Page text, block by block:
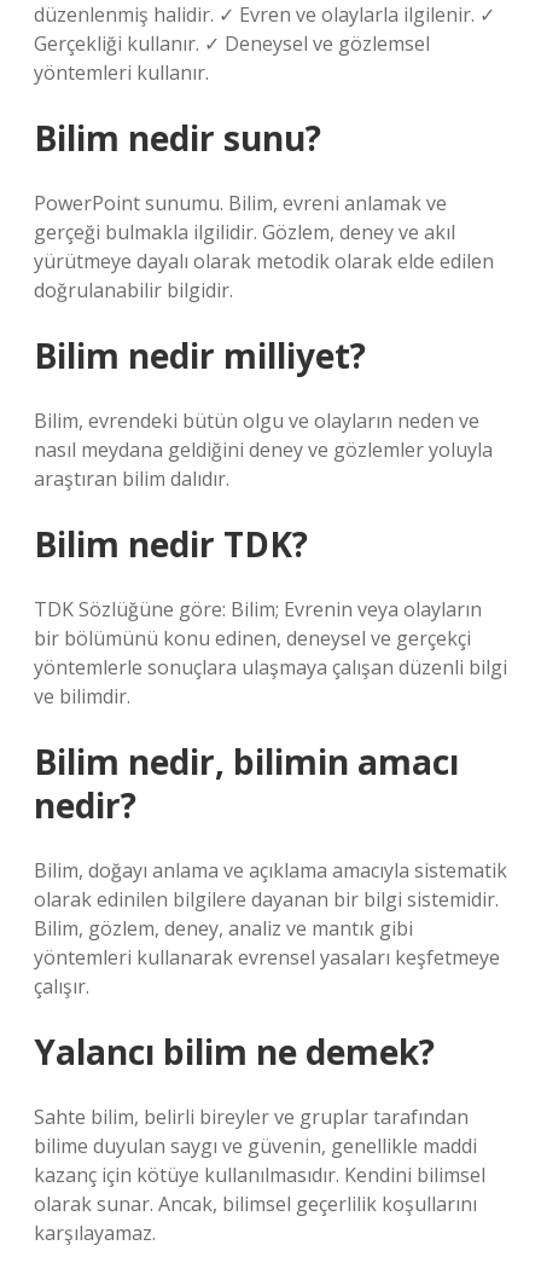
düzenlenmiş halidir. ✓ Evren ve olaylarla ilgilenir. ✓
Gerçekliği kullanır. ✓ Deneysel ve gözlemsel
yöntemleri kullanır.
Bilim nedir sunu?
PowerPoint sunumu. Bilim, evreni anlamak ve
gerçeği bulmakla ilgilidir. Gözlem, deney ve akıl
yürütmeye dayalı olarak metodik olarak elde edilen
doğrulanabilir bilgidir.
Bilim nedir milliyet?
Bilim, evrendeki bütün olgu ve olayların neden ve
nasıl meydana geldiğini deney ve gözlemler yoluyla
araştıran bilim dalıdır.
Bilim nedir TDK?
TDK Sözlüğüne göre: Bilim; Evrenin veya olayların
bir bölümünü konu edinen, deneysel ve gerçekçi
yöntemlerle sonuçlara ulaşmaya çalışan düzenli bilgi
ve bilimdir.
Bilim nedir, bilimin amacı
nedir?
Bilim, doğayı anlama ve açıklama amacıyla sistematik
olarak edinilen bilgilere dayanan bir bilgi sistemidir.
Bilim, gözlem, deney, analiz ve mantık gibi
yöntemleri kullanarak evrensel yasaları keşfetmeye
çalışır.
Yalancı bilim ne demek?
Sahte bilim, belirli bireyler ve gruplar tarafından
bilime duyulan saygı ve güvenin, genellikle maddi
kazanç için kötüye kullanılmasıdır. Kendini bilimsel
olarak sunar. Ancak, bilimsel geçerlilik koşullarını
karşılayamaz.